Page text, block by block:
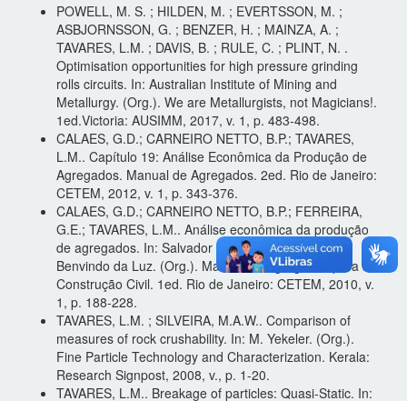
POWELL, M. S. ; HILDEN, M. ; EVERTSSON, M. ;
ASBJORNSSON, G. ; BENZER, H. ; MAINZA, A. ;
TAVARES, L.M. ; DAVIS, B. ; RULE, C. ; PLINT, N. .
Optimisation opportunities for high pressure grinding
rolls circuits. In: Australian Institute of Mining and
Metallurgy. (Org.). We are Metallurgists, not Magicians!.
1ed.Victoria: AUSIMM, 2017, v. 1, p. 483-498.
CALAES, G.D.; CARNEIRO NETTO, B.P.; TAVARES,
L.M.. Capítulo 19: Análise Econômica da Produção de
Agregados. Manual de Agregados. 2ed. Rio de Janeiro:
CETEM, 2012, v. 1, p. 343-376.
CALAES, G.D.; CARNEIRO NETTO, B.P.; FERREIRA,
G.E.; TAVARES, L.M.. Análise econômica da produção
de agregados. In: Salvador Luiz de Almeida e Adão
Benvindo da Luz. (Org.). Manual de Agregados para a
Construção Civil. 1ed. Rio de Janeiro: CETEM, 2010, v.
1, p. 188-228.
TAVARES, L.M. ; SILVEIRA, M.A.W.. Comparison of
measures of rock crushability. In: M. Yekeler. (Org.).
Fine Particle Technology and Characterization. Kerala:
Research Signpost, 2008, v., p. 1-20.
TAVARES, L.M.. Breakage of particles: Quasi-Static. In: